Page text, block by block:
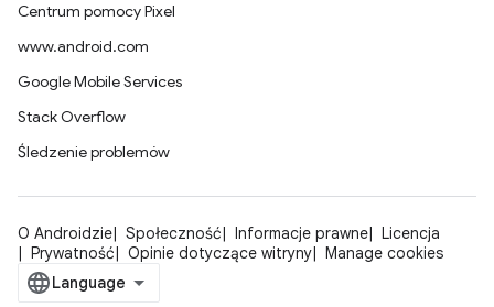
Centrum pomocy Pixel
www.android.com
Google Mobile Services
Stack Overflow
Śledzenie problemów
O Androidzie Społeczność Informacje prawne
Licencja
Prywatność
Opinie dotyczące witryny Manage cookies